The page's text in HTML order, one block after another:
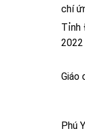
chí
Tỉnh
2022
Giáo
Phú